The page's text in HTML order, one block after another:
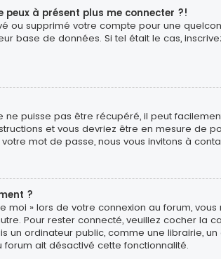
à présent plus me connecter ?!
ou supprimé votre compte pour une
base de données. Si tel était le cas,
puisse pas être récupéré, il peut
et vous devriez être en mesure de
mot de passe, nous vous invitons à
?
moi » lors de votre connexion au forum,
Pour rester connecté, veuillez cocher la
ordinateur public, comme une librairie,
forum ait désactivé cette fonctionnalité.